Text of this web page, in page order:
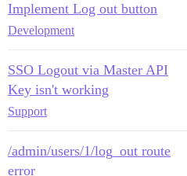
Implement Log out button
Development
SSO Logout via Master API
Key isn't working
Support
/admin/users/1/log_out route
error